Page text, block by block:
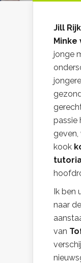
Jill
Minke
jonge
passie
geven,
kook
Ik ben
naar
van